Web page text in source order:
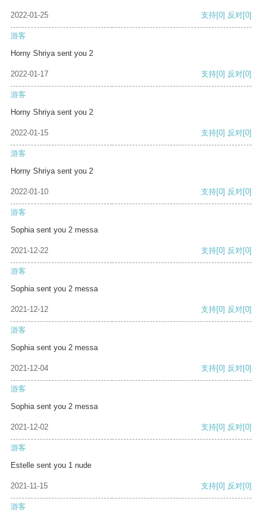
2022-01-25 支持[0] 反对[0]
游客
Horny Shriya sent you 2
2022-01-17 支持[0] 反对[0]
游客
Horny Shriya sent you 2
2022-01-15 支持[0] 反对[0]
游客
Horny Shriya sent you 2
2022-01-10 支持[0] 反对[0]
游客
Sophia sent you 2 messa
2021-12-22 支持[0] 反对[0]
游客
Sophia sent you 2 messa
2021-12-12 支持[0] 反对[0]
游客
Sophia sent you 2 messa
2021-12-04 支持[0] 反对[0]
游客
Sophia sent you 2 messa
2021-12-02 支持[0] 反对[0]
游客
Estelle sent you 1 nude
2021-11-15 支持[0] 反对[0]
游客